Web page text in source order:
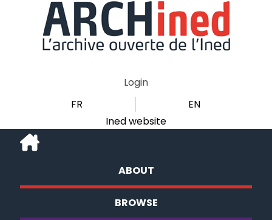
Login
FR
EN
Ined website
ABOUT
BROWSE